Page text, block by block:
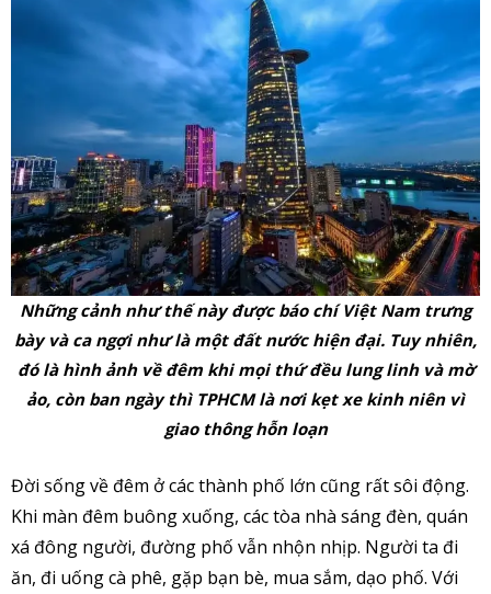
Những cảnh như thế này được báo chí Việt Nam trưng
bày và ca ngợi như là một đất nước hiện đại. Tuy nhiên,
đó là hình ảnh về đêm khi mọi thứ đều lung linh và mờ
ảo, còn ban ngày thì TPHCM là nơi kẹt xe kinh niên vì
giao thông hỗn loạn
Đời sống về đêm ở các thành phố lớn cũng rất sôi động.
Khi màn đêm buông xuống, các tòa nhà sáng đèn, quán
xá đông người, đường phố vẫn nhộn nhịp. Người ta đi
ăn, đi uống cà phê, gặp bạn bè, mua sắm, dạo phố. Với